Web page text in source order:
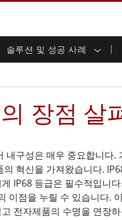
솔루션 및 성공 사례
멀티터치(P-CAP)
섀시
패널 마운트
PoE 터치
USB Type-C
스테인리스 시리
즈
임베디드 컴퓨
루션
교통
IIoT 및 엣지
지능형 로보
정부
성공 사례
파일 공유
유튜브 채널
블로그
장점 살
내구성은 매우 중요합니다
의 혁신을 가져왔습니다.
IP68 등급은 필수적입니
이점을 누릴 수 있습니다.
전자제품의 수명을 연장